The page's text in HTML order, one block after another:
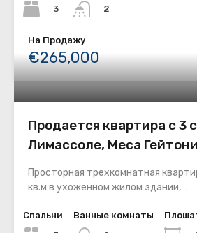
3
2
На Продажу
€265,000
Продается квартира с 3
Лимассоле, Меса
Просторная трехкомнатная
кв.м в ухоженном жилом здании,…
Спальни
Ванные комнаты